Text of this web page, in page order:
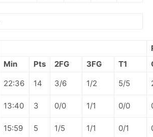
Min Pts 2FG 3FG T1
22:36 14 3/6 1/2 5/5
13:40 3 0/0 1/1 0/0
15:59 5 1/5 1/1 0/1